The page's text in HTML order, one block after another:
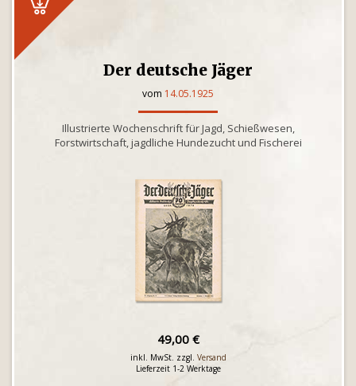
Der deutsche Jäger
vom 14.05.1925
Illustrierte Wochenschrift für Jagd, Schießwesen,
Forstwirtschaft, jagdliche Hundezucht und Fischerei
49,00 €
inkl. MwSt. zzgl. Versand
Lieferzeit 1-2 Werktage